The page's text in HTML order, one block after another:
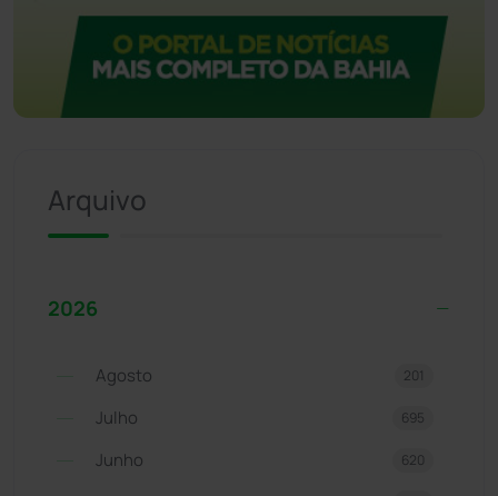
Arquivo
2026
Agosto 201
Julho 695
Junho 620